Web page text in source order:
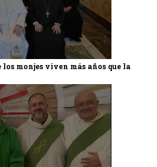
monjes viven más años que la